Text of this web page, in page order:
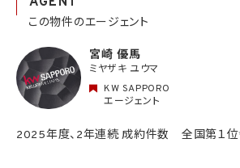
この物件のエージェント
宮崎 優馬
ミヤザキ ユウマ
KW SAPPORO
エージェント
2025年度、2年連続 成約件数 全国第１位